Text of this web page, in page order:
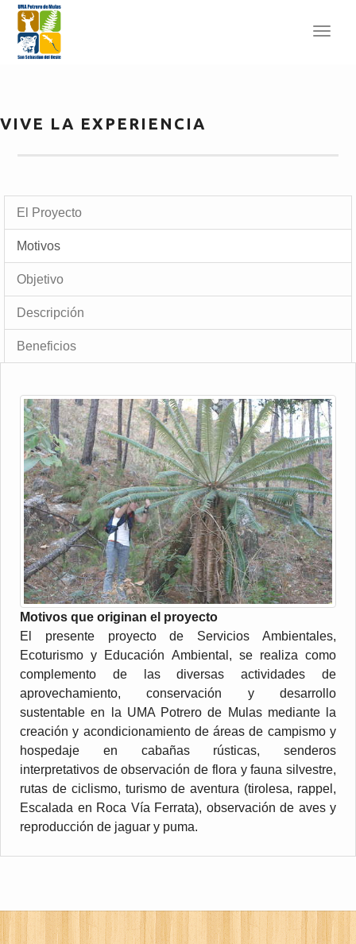
VIVE LA EXPERIENCIA
El Proyecto
Motivos
Objetivo
Descripción
Beneficios
Motivos que originan el proyecto
El presente proyecto de Servicios Ambientales,
Ecoturismo y Educación Ambiental, se realiza como
complemento de las diversas actividades de
aprovechamiento, conservación y desarrollo
sustentable en la UMA Potrero de Mulas mediante la
creación y acondicionamiento de áreas de campismo y
hospedaje en cabañas rústicas, senderos
interpretativos de observación de flora y fauna silvestre,
rutas de ciclismo, turismo de aventura (tirolesa, rappel,
Escalada en Roca Vía Ferrata), observación de aves y
reproducción de jaguar y puma.